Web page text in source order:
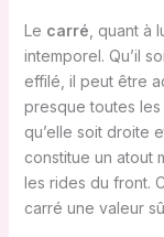
Le carré , quant à
intemporel. Qu’il
effilé, il peut être
presque toutes
qu’elle soit droite
constitue un atout
les rides du front.
carré une valeur